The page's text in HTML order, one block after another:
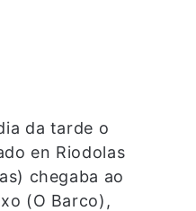
da tarde o
en Riodolas
chegaba ao
(O Barco),